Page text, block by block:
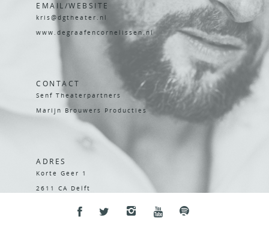
EMAIL/WEBSITE
kris@dgtheater.nl
www.degraafencornelissen.nl
CONTACT
Senf Theaterpartners
Marijn Brouwers Producties
ADRES
Korte Geer 1
2611 CA Delft